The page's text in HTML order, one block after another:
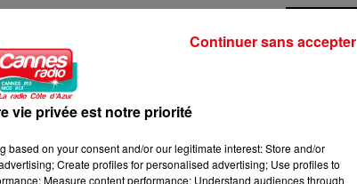
Antipolis,vient de présenter un
dont il dévoile la finalité.
vie privée est notre priorité
based on your consent and/or our legitimate interest: Store and/or
Create profiles for personalised advertising; Use profiles to
Measure content performance; Understand audiences through
Continuer sans accepter